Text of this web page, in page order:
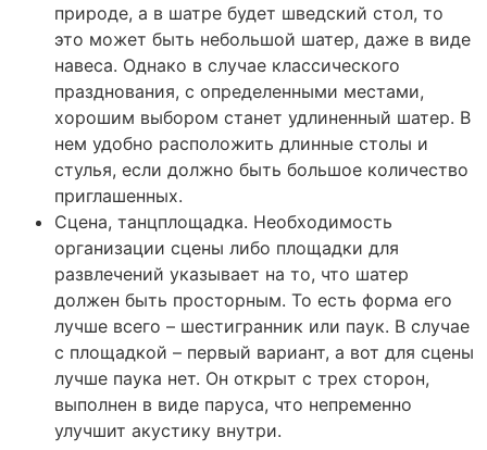
природе, а в шатре будет шведский стол, то
это может быть небольшой шатер, даже в виде
навеса. Однако в случае классического
празднования, с определенными местами,
хорошим выбором станет удлиненный шатер. В
нем удобно расположить длинные столы и
стулья, если должно быть большое количество
приглашенных.
Сцена, танцплощадка. Необходимость
организации сцены либо площадки для
развлечений указывает на то, что шатер
должен быть просторным. То есть форма его
лучше всего – шестигранник или паук. В случае
с площадкой – первый вариант, а вот для сцены
лучше паука нет. Он открыт с трех сторон,
выполнен в виде паруса, что непременно
улучшит акустику внутри.